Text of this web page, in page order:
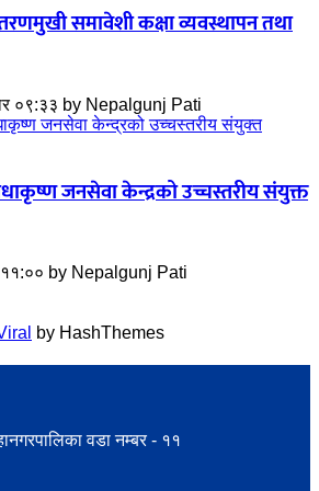
समावेशी कक्षा व्यवस्थापन तथा
०९:३३ by Nepalgunj Pati
जनसेवा केन्द्रको उच्चस्तरीय संयुक्त
by Nepalgunj Pati
by HashThemes
वडा नम्बर - ११